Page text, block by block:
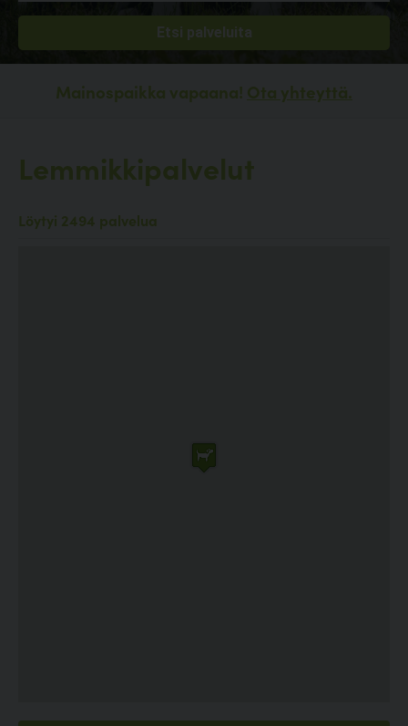
Mainospaikka vapaana! Ota yhteyttä.
Lemmikkipalvelut
Löytyi 2494 palvelua